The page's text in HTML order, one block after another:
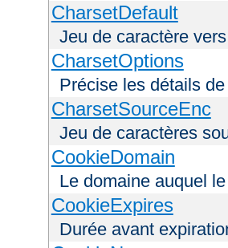
CharsetDefault
Jeu de caractère
CharsetOptions
Précise les détails
CharsetSourceEnc
Jeu de caractères
CookieDomain
Le domaine auquel
CookieExpires
Durée avant